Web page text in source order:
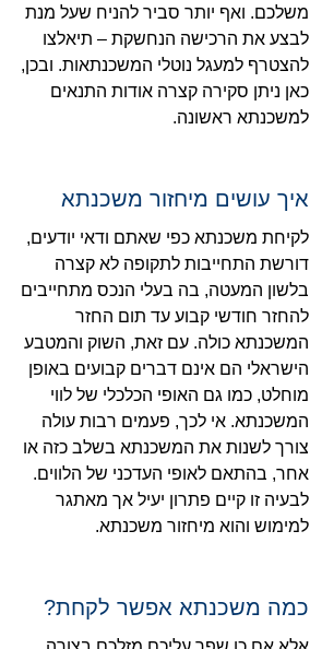
משלכם. ואף יותר סביר להניח שעל מנת
לבצע את הרכישה הנחשקת – תיאלצו
להצטרף למעגל נוטלי המשכנתאות. ובכן,
כאן ניתן סקירה קצרה אודות התנאים
למשכנתא ראשונה.
איך עושים מיחזור משכנתא
לקיחת משכנתא כפי שאתם ודאי יודעים,
דורשת התחייבות לתקופה לא קצרה
בלשון המעטה, בה בעלי הנכס מתחייבים
להחזר חודשי קבוע עד תום החזר
המשכנתא כולה. עם זאת, השוק והמטבע
הישראלי הם אינם דברים קבועים באופן
מוחלט, כמו גם האופי הכלכלי של לווי
המשכנתא. אי לכך, פעמים רבות עולה
צורך לשנות את המשכנתא בשלב כזה או
אחר, בהתאם לאופי העדכני של הלווים.
לבעיה זו קיים פתרון יעיל אך מאתגר
למימוש והוא מיחזור משכנתא.
כמה משכנתא אפשר לקחת?